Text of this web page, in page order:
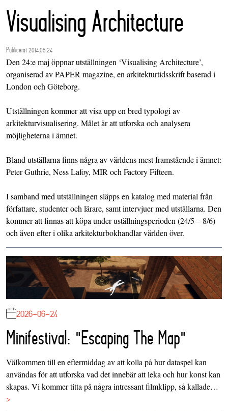
Visualising Architecture
Publicerat 2014.05.24
Den 24:e maj öppnar utställningen ‘Visualising Architecture’,
organiserad av PAPER magazine, en arkitekturtidsskrift baserad i
London och Göteborg.
Utställningen kommer att visa upp en bred typologi av
arkitekturvisualisering. Målet är att utforska och analysera
möjligheterna i ämnet.
Bland utställarna finns några av världens mest framstående i ämnet:
Peter Guthrie, Ness Lafoy, MIR och Factory Fifteen.
I samband med utställningen släpps en katalog med material från
författare, studenter och lärare, samt intervjuer med utställarna. Den
kommer att finnas att köpa under uställningsperioden (24/5 – 8/6)
och även efter i olika arkitekturbokhandlar världen över.
2026-06-24
Minifestival: "Escaping The Map"
Välkommen till en eftermiddag av att kolla på hur dataspel kan
användas för att utforska vad det innebär att leka och hur konst kan
skapas. Vi kommer titta på några intressant filmklipp, så kallade…
>